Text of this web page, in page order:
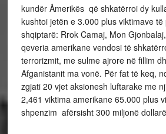
kundër Åmerikës që shkatërroi dy
kushtoi jetën e 3.000 plus viktimave
shqiptarë: Rrok Camaj, Mon
qeveria amerikane vendosi të
terrorizmit, me sulme ajrore në fillim
Afganistanit ma vonë. Për fat të keq,
zgjati 20 vjet aksionesh luftarake me
2,461 viktima amerikane 65.000 plus
shpenzim afërsisht 300 miljonë